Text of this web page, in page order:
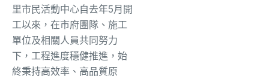
里市民活動中心自去年5月開
工以來，在市府團隊、施工
單位及相關人員共同努力
下，工程進度穩健推進，始
終秉持高效率、高品質原